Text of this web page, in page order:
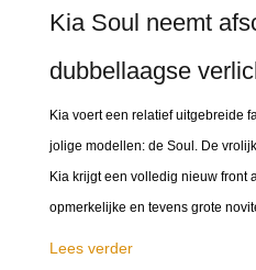
Kia Soul neemt
dubbellaagse
Kia voert een relatief uitgebreide
jolige modellen: de Soul. De
Kia krijgt een volledig nieuw front
opmerkelijke en tevens grote
Lees verder